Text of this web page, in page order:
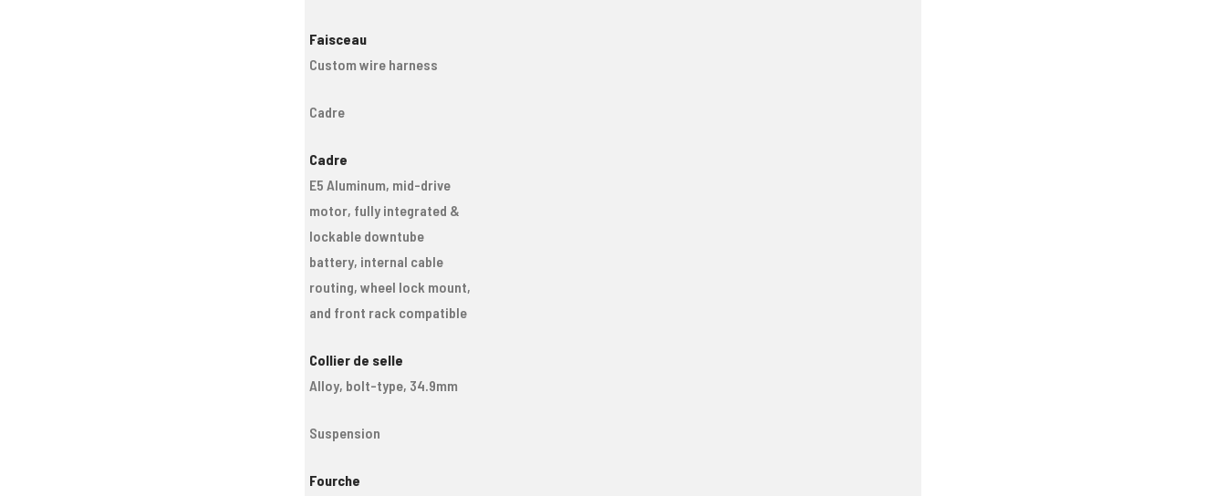
Faisceau
Custom wire harness
Cadre
Cadre
E5 Aluminum, mid-drive
motor, fully integrated &
lockable downtube
battery, internal cable
routing, wheel lock mount,
and front rack compatible
Collier de selle
Alloy, bolt-type, 34.9mm
Suspension
Fourche